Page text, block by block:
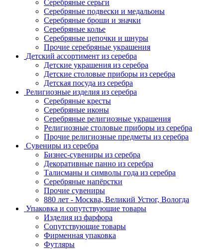
Серебряные серьги
Серебряные подвески и медальоны
Серебряные броши и значки
Серебряные колье
Серебряные цепочки и шнуры
Прочие серебряные украшения
Детский ассортимент из серебра
Детские украшения из серебра
Детские столовые приборы из серебра
Детская посуда из серебра
Религиозные изделия из серебра
Серебряные кресты
Серебряные иконы
Серебряные религиозные украшения
Религиозные столовые приборы из серебра
Прочие религиозные предметы из серебра
Сувениры из серебра
Бизнес-сувениры из серебра
Декоративные панно из серебра
Талисманы и символы года из серебра
Серебряные напёрстки
Прочие сувениры
880 лет - Москва, Великий Устюг, Вологда
Упаковка и сопутствующие товары
Изделия из фарфора
Сопутствующие товары
Фирменная упаковка
Футляры